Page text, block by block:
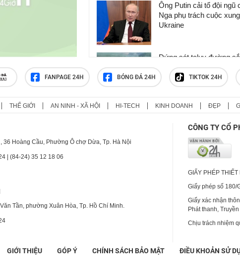
Ông Putin cải tổ đội ngũ
Nga phụ trách cuộc
Ukraine
Đứng sát taluy đường
đàn ông bị tông tử vong
phanh gấp
[CLIP] 3 cá voi tạo
FANPAGE 24H BÓNG ĐÁ 24H TIKTOK 24H
THẾ GIỚI AN NINH - XÃ HỘI HI-TECH KINH DOANH ĐẸP
36 Hoàng Cầu, Phường Ô chợ Dừa, Tp. Hà Nội
| (84-24) 35 12 18 06
Tần, phường Xuân Hòa, Tp. Hồ Chí Minh.
CÔNG TY CỔ
GIẤY PHÉP
Giấy phép số 180/
Giấy xác nhận
Phát thanh,
Chịu trách nhiệm
GIỚI THIỆU GÓP Ý CHÍNH SÁCH BẢO MẬT ĐIỀU KHOẢN SỬ